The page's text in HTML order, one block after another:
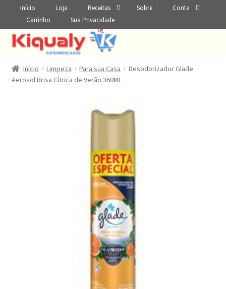
Início Loja Receitas Sobre
Conta
Carrinho
Sua Privacidade
Início Limpeza Para sua Casa
Desodorizador Glade
Aerosol Brisa Cítrica de Verão 360ML